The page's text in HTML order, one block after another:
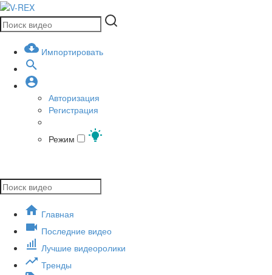
Импортировать
Авторизация
Регистрация
Режим
Главная
Последние видео
Лучшие видеоролики
Тренды